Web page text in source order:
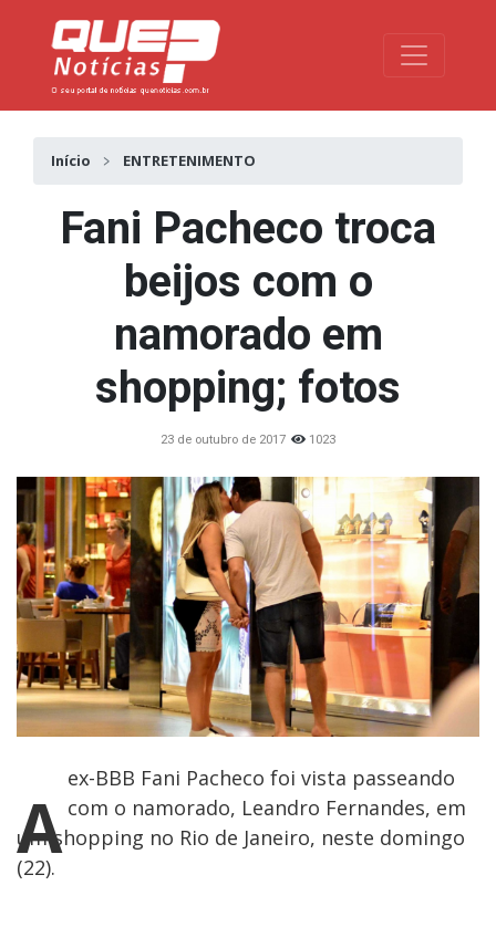
Toggle
Início ENTRETENIMENTO
Fani Pacheco troca
beijos com o
namorado em
shopping; fotos
23 de outubro de 2017 1023
A
ex-BBB Fani Pacheco foi vista passeando
com o namorado, Leandro Fernandes, em
um shopping no Rio de Janeiro, neste domingo
(22).